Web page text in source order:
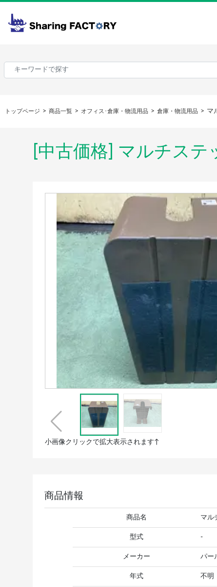
トップページ 商品一覧 オフィス･倉庫・物流用品 倉庫・物流用品 マ
[中古価格] マルチス
小画像クリックで拡大表示されます↑
商品情報
商品名 マル
型式 -
メーカー パー
年式 不明